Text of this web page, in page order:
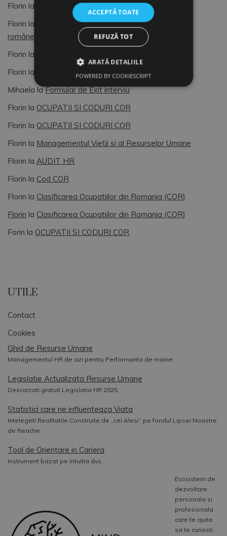
Florin la
OCUPATII SI CODURI COR
Florin la
Dimitrie Gusti, o lumină pentru sociologia
românească (4)
Florin la
Florin la
Formular de Exit interviu
Mihaela laFormular de Exit interviu
Florin la OCUPATII SI CODURI COR
Florin la OCUPATII SI CODURI COR
Florin la Managementul Vietii si al Resurselor Umane
Florin la AUDIT HR
Florin la Cod COR
Florin la Clasificarea Ocupatiilor din Romania (COR)
Florin la Clasificarea Ocupatiilor din Romania (COR)
Forin la OCUPATII SI CODURI COR
UTILE
Contact
Cookies
Ghid de Resurse Umane
Managementul HR de azi pentru Performanta de maine.
Legislatie Actualizata Resurse Umane
Descarcati gratuit Legislatia HR 2025.
Statistici care ne influenteaza Viata
Intelegeti Realitatile Construite de „cei Alesi” pe fondul Lipsei Noastre
de Reactie.
Tool de Orientare in Cariera
Instrument bazat pe Intuitia dvs.
Ecosistem de
dezvoltare
personala si
profesionala
care te ajuta
sa te cunosti
ACCEPTĂ TOATE
REFUZĂ TOT
ARATĂ DETALIILE
POWERED BY COOKIESCRIPT